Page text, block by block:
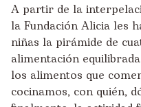
A partir de la
la Fundación Alicia les
niñas la pirámide de
alimentación
los alimentos que
cocinamos, con quién,